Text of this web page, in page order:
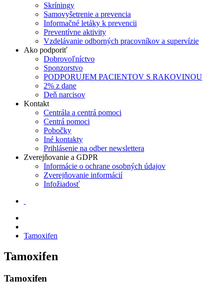
Skríningy
Samovyšetrenie a prevencia
Informačné letáky k prevencii
Preventívne aktivity
Vzdelávanie odborných pracovníkov a supervízie
Ako podporiť
Dobrovoľníctvo
Sponzorstvo
PODPORUJEM PACIENTOV S RAKOVINOU
2% z dane
Deň narcisov
Kontakt
Centrála a centrá pomoci
Centrá pomoci
Pobočky
Iné kontakty
Prihlásenie na odber newslettera
Zverejňovanie a GDPR
Informácie o ochrane osobných údajov
Zverejňovanie informácií
Infožiadosť
Tamoxifen
Tamoxifen
Tamoxifen